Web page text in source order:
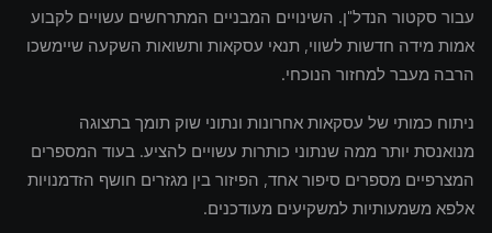
עבור סקטור הנדל"ן. השינויים המבניים המתרחשים עשויים לקבוע
אמות מידה חדשות לשווי, תנאי עסקאות ותשואות השקעה שיימשכו
הרבה מעבר למחזור הנוכחי.
ניתוח כמותי של עסקאות אחרונות ונתוני שוק תומך בתצוגה
מנואנסת יותר ממה שנתוני כותרות עשויים להציע. בעוד המספרים
המצרפיים מספרים סיפור אחד, הפיזור בין מגזרים חושף הזדמנויות
אלפא משמעותיות למשקיעים מעודכנים.